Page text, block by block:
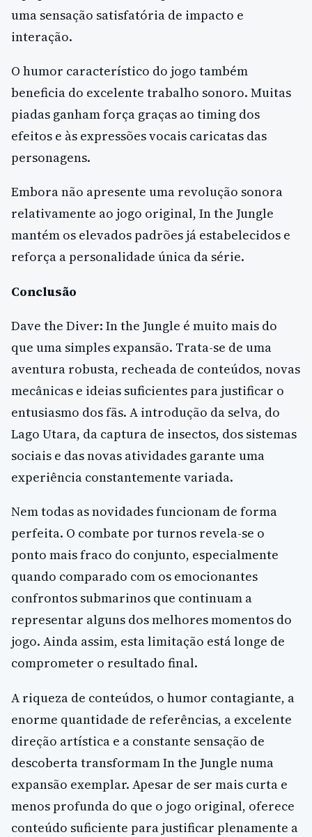
uma sensação satisfatória de impacto e
interação.
O humor característico do jogo também
beneficia do excelente trabalho sonoro. Muitas
piadas ganham força graças ao timing dos
efeitos e às expressões vocais caricatas das
personagens.
Embora não apresente uma revolução sonora
relativamente ao jogo original, In the Jungle
mantém os elevados padrões já estabelecidos e
reforça a personalidade única da série.
Conclusão
Dave the Diver: In the Jungle é muito mais do
que uma simples expansão. Trata-se de uma
aventura robusta, recheada de conteúdos, novas
mecânicas e ideias suficientes para justificar o
entusiasmo dos fãs. A introdução da selva, do
Lago Utara, da captura de insectos, dos sistemas
sociais e das novas atividades garante uma
experiência constantemente variada.
Nem todas as novidades funcionam de forma
perfeita. O combate por turnos revela-se o
ponto mais fraco do conjunto, especialmente
quando comparado com os emocionantes
confrontos submarinos que continuam a
representar alguns dos melhores momentos do
jogo. Ainda assim, esta limitação está longe de
comprometer o resultado final.
A riqueza de conteúdos, o humor contagiante, a
enorme quantidade de referências, a excelente
direção artística e a constante sensação de
descoberta transformam In the Jungle numa
expansão exemplar. Apesar de ser mais curta e
menos profunda do que o jogo original, oferece
conteúdo suficiente para justificar plenamente a